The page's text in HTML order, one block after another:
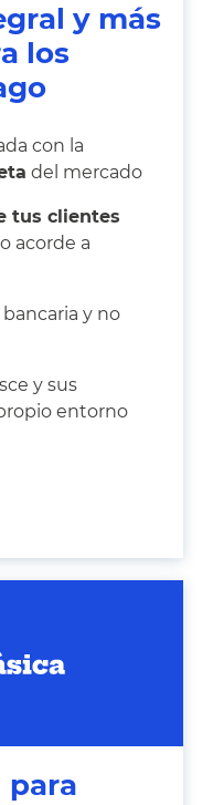
y más
los
con la
del mercado
tus clientes
acorde a
bancaria y no
y sus
entorno
para